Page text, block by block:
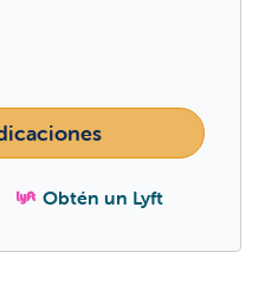
Obtén un Lyft